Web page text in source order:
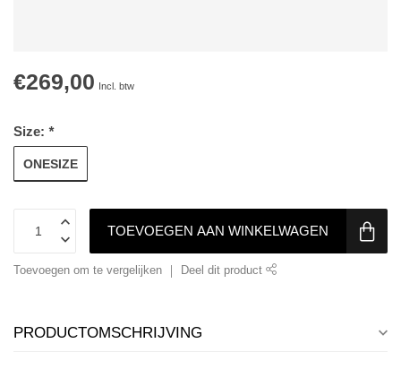
€269,00 Incl. btw
Size: *
ONESIZE
TOEVOEGEN AAN WINKELWAGEN
Toevoegen om te vergelijken Deel dit product
PRODUCTOMSCHRIJVING